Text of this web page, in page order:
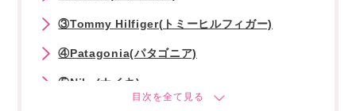
③Tommy Hilfiger(トミーヒルフィガー)
④Patagonia(パタゴニア)
⑤Nike(ナイキ)